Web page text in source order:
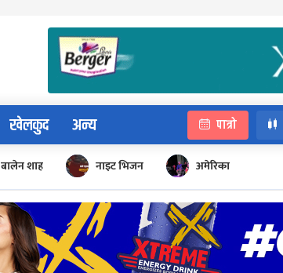
खेलकुद अन्य पात्रो
बालेन शाह नाइट भिजन अमेरिका